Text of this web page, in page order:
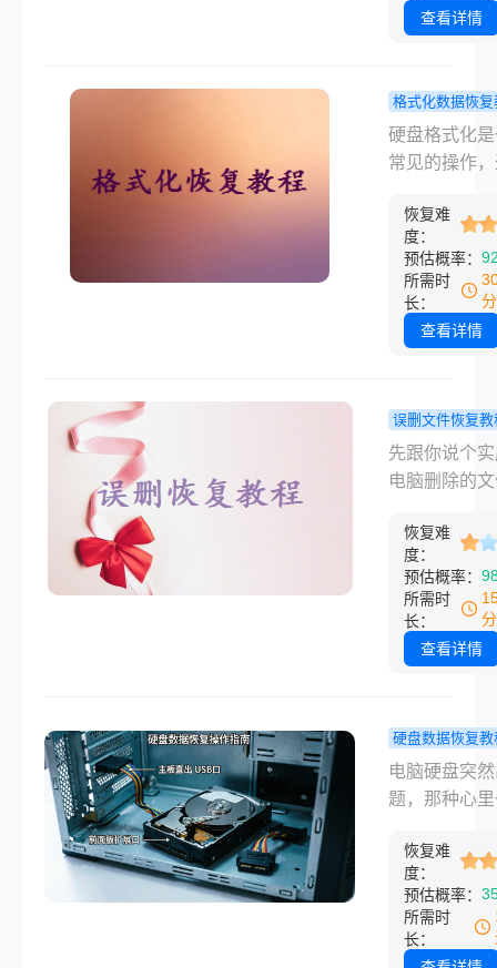
盘插入电脑
需要对其进
化”的提示。
种情况，绝
慌，担心数
丢失。事实
提示格式化
复数据并非
难题，只要
当，大部分
查看详情
格式化数据恢复
电脑硬盘格
了怎么恢复
硬盘格式化
常见的操作
问题或准备
进行新的数
储。然而，
将硬盘格式
可能会导致
化了怎么恢
法，帮助用
据丢失时最
地挽救数据。
恢复难
度：
预估概率：
所需时
长：
查看详情
误删文件恢复教
脑删除的文
么恢复？我
方法！
先跟你说个
电脑删除的
或者被反复
绝大多数都
来。 关键不
什么高级工
在于你发现
里写任何新
去年夏天帮
照片，我手
她整个文件
了回收站，
清空了。她
色就变了，
面是刚给客
一整套活动
恢复难
度：
预估概率：
所需时
长：
查看详情
硬盘数据恢复教
脑硬盘坏了
恢复数据？
响，我试过
个办法！
电脑硬盘突
题，那种心
知道。不管
硬盘的咔咔
还是固态硬
征兆地认不
恢复难
度：
预估概率：
所需时
长：